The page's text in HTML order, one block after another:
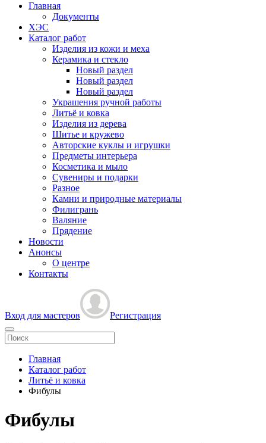
Главная
Документы
ХЭС
Каталог работ
Изделия из кожи и меха
Керамика и стекло
Новый раздел
Новый раздел
Новый раздел
Украшения ручной работы
Литьё и ковка
Изделия из дерева
Шитье и кружево
Авторские куклы и игрушки
Предметы интерьера
Косметика и мыло
Сувениры и подарки
Разное
Камни и природные материалы
Филигрань
Валяние
Прядение
Новости
Анонсы
О центре
Контакты
Вход для мастеров Регистрация
Главная
Каталог работ
Литьё и ковка
Фибулы
Фибулы